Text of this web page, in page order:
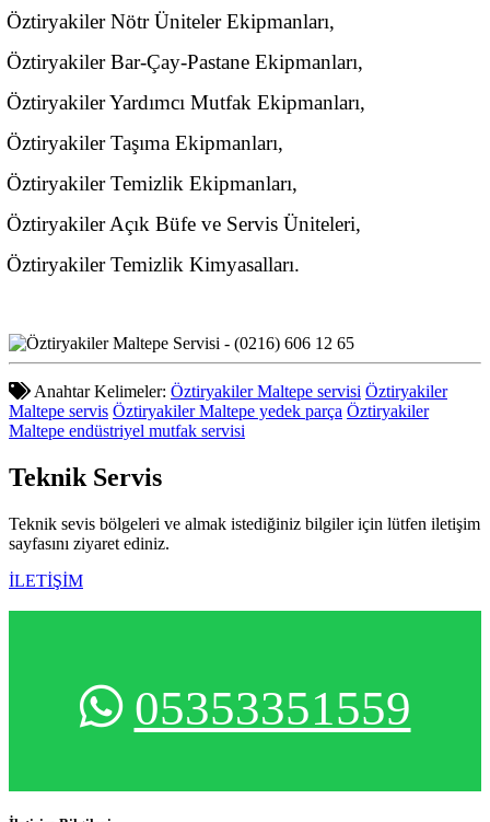
Öztiryakiler Nötr Üniteler Ekipmanları,
Öztiryakiler Bar-Çay-Pastane Ekipmanları,
Öztiryakiler Yardımcı Mutfak Ekipmanları,
Öztiryakiler Taşıma Ekipmanları,
Öztiryakiler Temizlik Ekipmanları,
Öztiryakiler Açık Büfe ve Servis Üniteleri,
Öztiryakiler Temizlik Kimyasalları.
Anahtar Kelimeler: Öztiryakiler Maltepe servisi Öztiryakiler
Maltepe servis Öztiryakiler Maltepe yedek parça Öztiryakiler
Maltepe endüstriyel mutfak servisi
Teknik Servis
Teknik sevis bölgeleri ve almak istediğiniz bilgiler için lütfen iletişim
sayfasını ziyaret ediniz.
İLETİŞİM
05353351559